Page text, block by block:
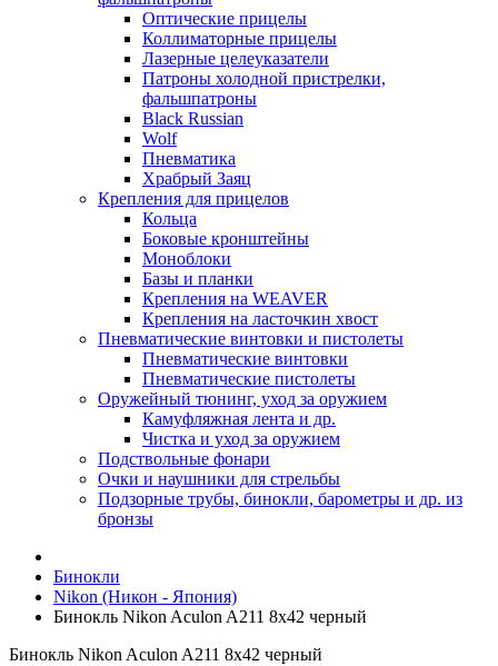
Оптические прицелы
Коллиматорные прицелы
Лазерные целеуказатели
Патроны холодной пристрелки,
фальшпатроны
Black Russian
Wolf
Пневматика
Храбрый Заяц
Крепления для прицелов
Кольца
Боковые кронштейны
Моноблоки
Базы и планки
Крепления на WEAVER
Крепления на ласточкин хвост
Пневматические винтовки и пистолеты
Пневматические винтовки
Пневматические пистолеты
Оружейный тюнинг, уход за оружием
Камуфляжная лента и др.
Чистка и уход за оружием
Подствольные фонари
Очки и наушники для стрельбы
Подзорные трубы, бинокли, барометры и др. из
бронзы
Бинокли
Nikon (Никон - Япония)
Бинокль Nikon Aculon A211 8x42 черный
Бинокль Nikon Aculon A211 8x42 черный